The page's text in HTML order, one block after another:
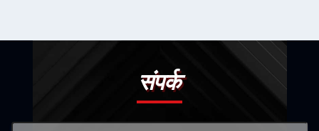
संपर्क